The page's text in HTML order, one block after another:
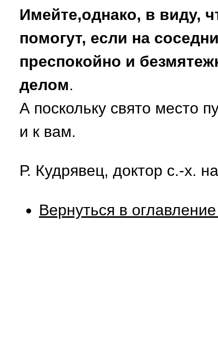
Имейте,однако, в виду,
помогут, если на
преспокойно и
делом.
А поскольку свято место
и к вам.
Р. Кудрявец, доктор с.-х.
Вернуться в